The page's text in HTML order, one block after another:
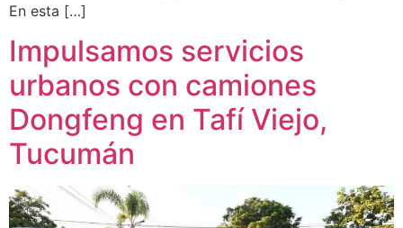
En esta […]
Impulsamos servicios
urbanos con camiones
Dongfeng en Tafí Viejo,
Tucumán